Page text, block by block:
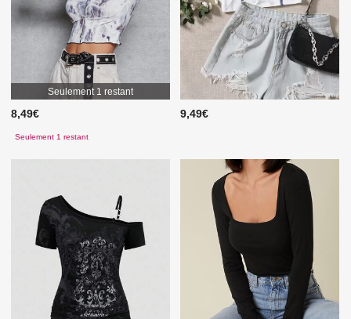
Seulement 1 restant
8,49€
Seulement 1 restant
9,49€